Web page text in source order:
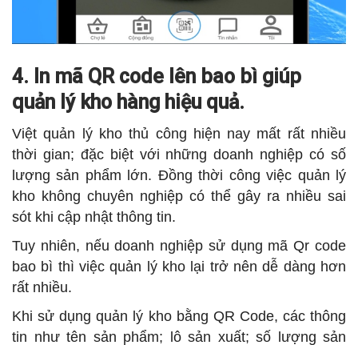
4. In mã QR code lên bao bì giúp
quản lý kho hàng hiệu quả.
Việt quản lý kho thủ công hiện nay mất rất nhiều
thời gian; đặc biệt với những doanh nghiệp có số
lượng sản phẩm lớn. Đồng thời công việc quản lý
kho không chuyên nghiệp có thể gây ra nhiều sai
sót khi cập nhật thông tin.
Tuy nhiên, nếu doanh nghiệp sử dụng mã Qr code
bao bì thì việc quản lý kho lại trở nên dễ dàng hơn
rất nhiều.
Khi sử dụng quản lý kho bằng QR Code, các thông
tin như tên sản phẩm; lô sản xuất; số lượng sản